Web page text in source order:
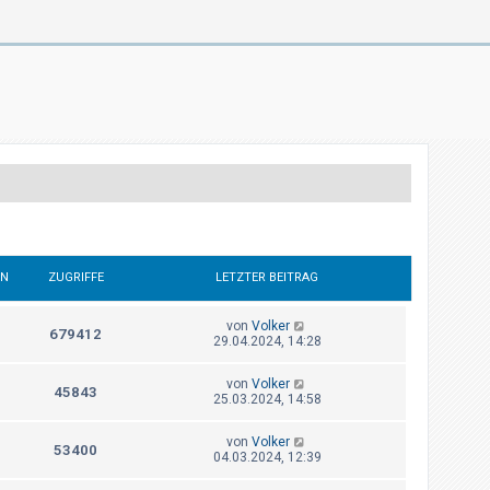
ZUGRIFFE LETZTER BEITRAG
679412 vonVolker
29.04.2024, 14:28
45843 vonVolker
25.03.2024, 14:58
53400 vonVolker
04.03.2024, 12:39